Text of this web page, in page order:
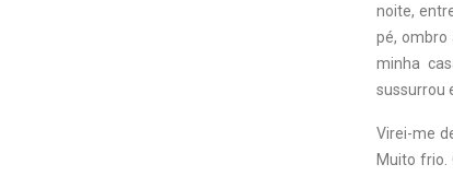
noite,
pé, ombro
minha
sussurrou
Virei-me
Muito frio.